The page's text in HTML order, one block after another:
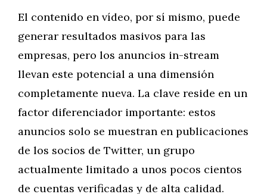
El contenido en vídeo, por sí mismo, puede
generar resultados masivos para las
empresas, pero los anuncios in-stream
llevan este potencial a una dimensión
completamente nueva. La clave reside en un
factor diferenciador importante: estos
anuncios solo se muestran en publicaciones
de los socios de Twitter, un grupo
actualmente limitado a unos pocos cientos
de cuentas verificadas y de alta calidad.